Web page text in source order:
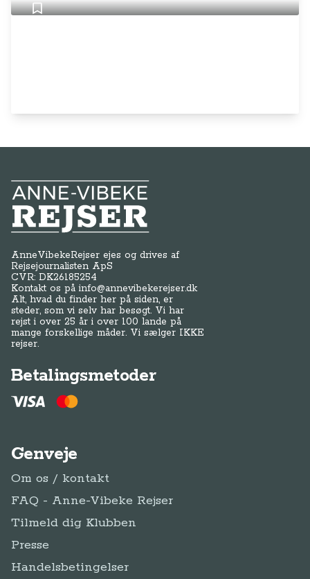
Anne-Vibeke Rejser
AnneVibekeRejser ejes og drives af
Rejsejournalisten ApS
CVR: DK26185254
Kontakt os påinfo@annevibekerejser.dk
Alt, hvad du finder her på siden, er
steder, som vi selv har besøgt. Vi har
rejst i over 25 år i over 100 lande på
mange forskellige måder. Vi sælger IKKE
rejser.
Betalingsmetoder
Genveje
Om os / kontakt
FAQ - Anne-Vibeke Rejser
Tilmeld dig Klubben
Presse
Handelsbetingelser